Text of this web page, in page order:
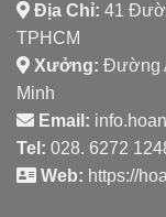
Địa Chỉ: 41
TPHCM
Xưởng: Đường
Minh
Email:
Tel: 028. 6272
Web: https://